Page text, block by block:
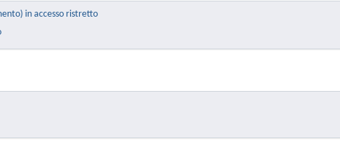
in accesso ristretto